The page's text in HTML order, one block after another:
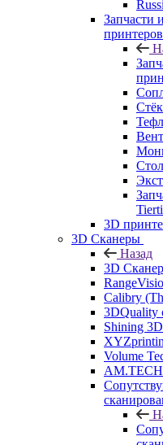
Запчасти
принтеров
3D
3D Сканеры
Назад
3D
Calibry
3DQuality
Shining 3D
Volume
AM.TECH